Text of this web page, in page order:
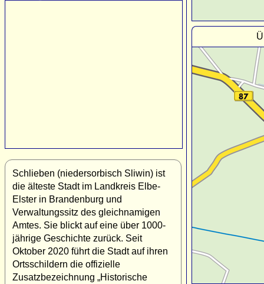
Schlieben (niedersorbisch Sliwin) ist
die älteste Stadt im Landkreis Elbe-
Elster in Brandenburg und
Verwaltungssitz des gleichnamigen
Amtes. Sie blickt auf eine über 1000-
jährige Geschichte zurück. Seit
Oktober 2020 führt die Stadt auf ihren
Ortsschildern die offizielle
Zusatzbezeichnung „Historische